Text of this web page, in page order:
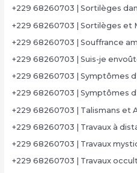
+229 68260703 | Sortilèges
+229 68260703 | Sortilèges et
+229 68260703 | Souffrance
+229 68260703 | Suis-je
+229 68260703 | Symptômes
+229 68260703 | Symptômes
+229 68260703 | Talismans
+229 68260703 | Travaux à
+229 68260703 | Travaux
+229 68260703 | Travaux